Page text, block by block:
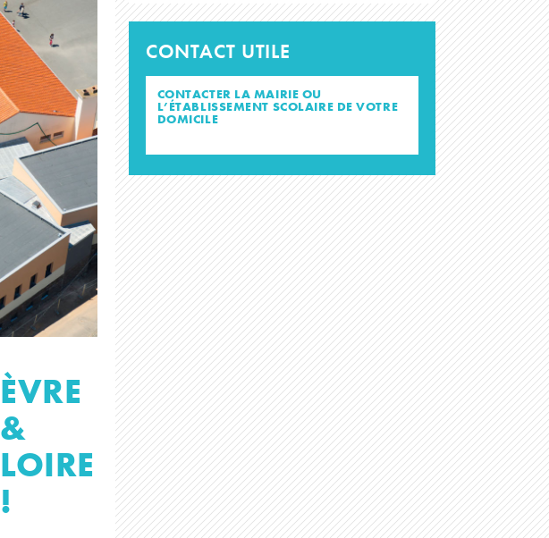
ÈVRE
&
LOIRE
!
CONTACT UTILE
CONTACTER LA MAIRIE OU
L’ÉTABLISSEMENT SCOLAIRE DE VOTRE
DOMICILE